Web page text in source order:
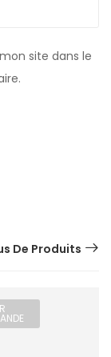
site dans le
De Produits